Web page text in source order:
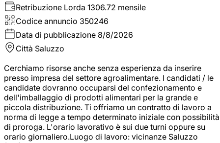
Retribuzione Lorda 1306.72 mensile
Codice annuncio 350246
Data di pubblicazione 8/8/2026
Città Saluzzo
Cerchiamo risorse anche senza esperienza da inserire
presso impresa del settore agroalimentare. I candidati / le
candidate dovranno occuparsi del confezionamento e
dell'imballaggio di prodotti alimentari per la grande e
piccola distribuzione. Ti offriamo un contratto di lavoro a
norma di legge a tempo determinato iniziale con possibilità
di proroga. L'orario lavorativo è sui due turni oppure su
orario giornaliero.Luogo di lavoro: vicinanze Saluzzo